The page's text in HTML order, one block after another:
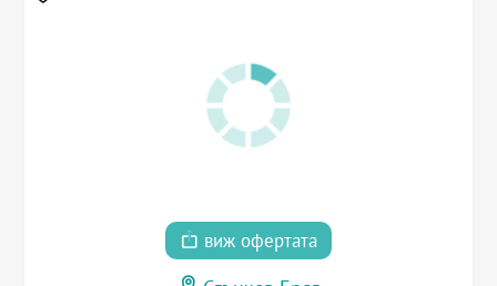
виж офертата